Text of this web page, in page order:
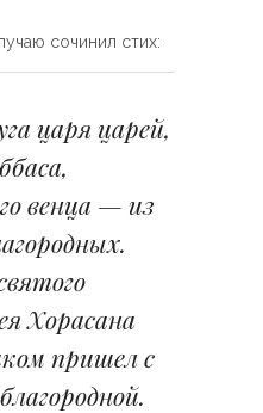
сочинил стих:
царя царей,
венца — из
Хорасана
пришел с